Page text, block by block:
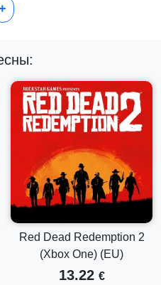
Red Dead Redemption 2
(Xbox One) (EU)
13.22 €